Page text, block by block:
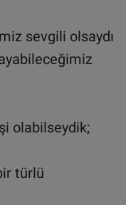
sevgili olsaydı
olabilseydik;
türlü